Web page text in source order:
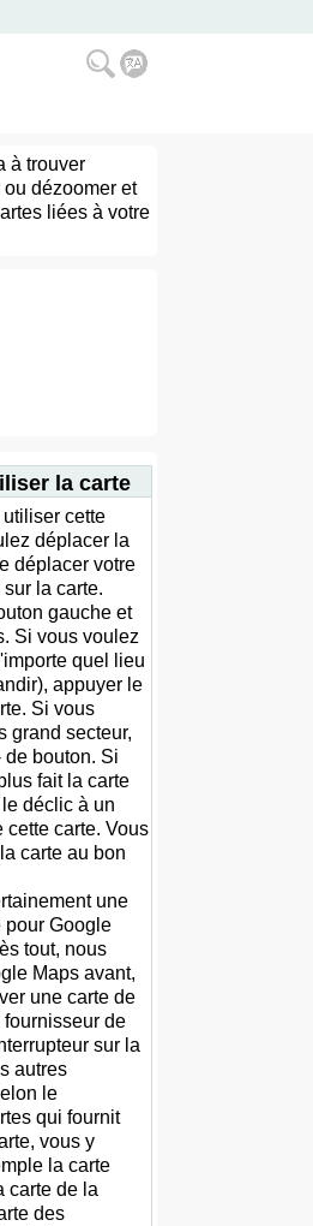
à trouver
dézoomer et
liées à votre
la carte
cette
déplacer la
déplacer votre
la carte.
gauche et
Si vous voulez
quel lieu
appuyer le
Si vous
grand secteur,
bouton. Si
fait la carte
déclic à un
cette carte. Vous
carte au bon
une
pour Google
tout, nous
Maps avant,
une carte de
de
sur la
autres
le
qui fournit
vous y
la carte
carte de la
des